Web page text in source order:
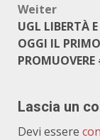
Weiter
UGL LIBERTÀ
OGGI IL
Lascia un
Devi essere